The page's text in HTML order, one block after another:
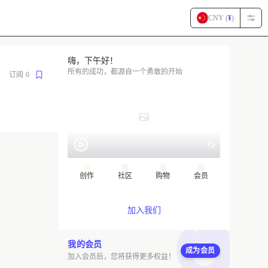
CNY (¥)
订阅 0
嗨，下午好！
所有的成功，都源自一个勇敢的开始
创作 社区 购物 会员
加入我们
我的会员
加入会员后，您将获得更多权益！
成为会员